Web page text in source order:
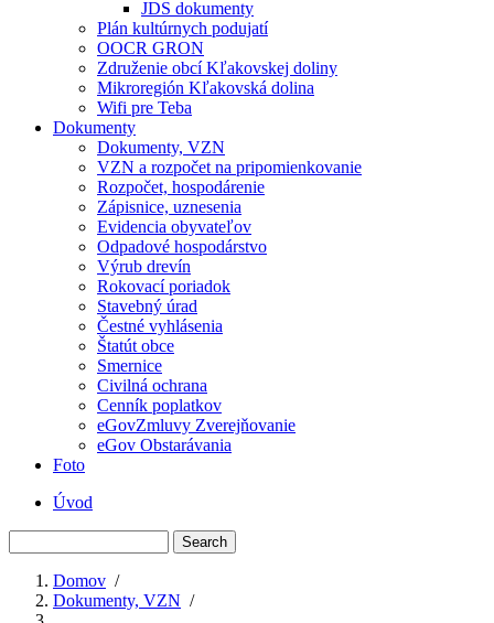
JDS dokumenty
Plán kultúrnych podujatí
OOCR GRON
Združenie obcí Kľakovskej doliny
Mikroregión Kľakovská dolina
Wifi pre Teba
Dokumenty
Dokumenty, VZN
VZN a rozpočet na pripomienkovanie
Rozpočet, hospodárenie
Zápisnice, uznesenia
Evidencia obyvateľov
Odpadové hospodárstvo
Výrub drevín
Rokovací poriadok
Stavebný úrad
Čestné vyhlásenia
Štatút obce
Smernice
Civilná ochrana
Cenník poplatkov
eGovZmluvy Zverejňovanie
eGov Obstarávania
Foto
Menu
second
Úvod
Breadcrumb
Domov /
Dokumenty, VZN /